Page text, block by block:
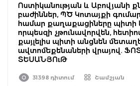
Ոստիկանության և Աբովյանի
բաժիններ, ՊԾ Կոտայքի
համար քաղաքացիները պիտի
որպեսզի չթունավորվեն,
քայլելիս պիտի անցնեն
ավտոմեքենաների վրայով.
ՏԵՍԱՆՅՈւԹ
31398 դիտում Շամշյան